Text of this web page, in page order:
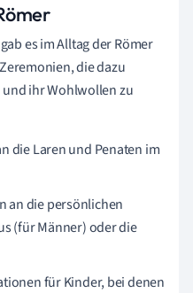
es im Alltag der Römer
die dazu
ihr Wohlwollen zu
die Laren und Penaten im
an die persönlichen
(für Männer) oder die
für Kinder, bei denen